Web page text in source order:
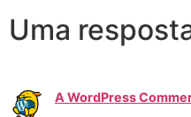
Uma
A WordPress